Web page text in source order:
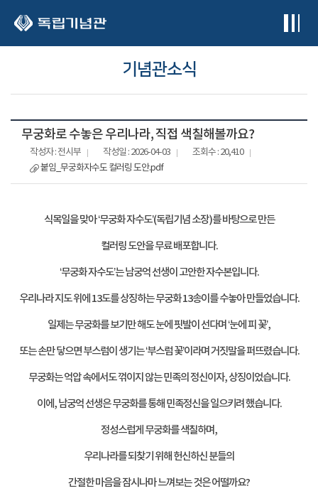
기념관소식
무궁화로 수놓은 우리나라, 직접 색칠해볼까요?
작성자 : 전시부 작성일 : 2026-04-03
조회수 : 20,410
붙임_무궁화자수도 컬러링 도안.pdf
식목일을 맞아‘무궁화 자수도’(독립기념 소장)를 바탕으로 만든
컬러링 도안을 무료 배포합니다.
‘무궁화 자수도’는 남궁억 선생이 고안한 자수본입니다.
우리나라 지도 위에 13도를 상징하는 무궁화13송이를 수놓아 만들었습니다.
일제는 무궁화를 보기만 해도 눈에 핏발이 선다며 ‘눈에 피 꽃’,
또는 손만 닿으면 부스럼이 생기는‘부스럼 꽃’이라며 거짓말을 퍼뜨렸습니다.
무궁화는 억압 속에서도 꺾이지 않는 민족의 정신이자,상징이었습니다.
이에 ,남궁억 선생은 무궁화를 통해 민족정신을 일으키려 했습니다.
정성스럽게 무궁화를 색칠하며,
우리나라를 되찾기 위해 헌신하신 분들의
간절한 마음을 잠시나마 느껴보는 것은 어떨까요?